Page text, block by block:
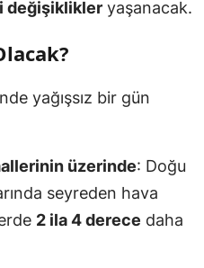
değişiklikler yaşanacak.
yağışsız bir gün
üzerinde: Doğu
seyreden hava
2 ila 4 derece daha